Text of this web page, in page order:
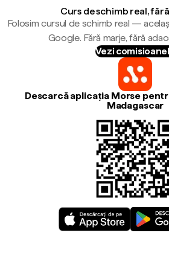
Curs de schimb real,
Folosim cursul de schimb real —
Google. Fără marje, fără
Vezi
Descarcă aplicația Morse
Madagascar